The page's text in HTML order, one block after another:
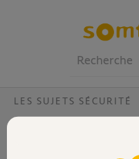
Volet
LES SUJETS SÉCURITÉ
Camera - pb scan